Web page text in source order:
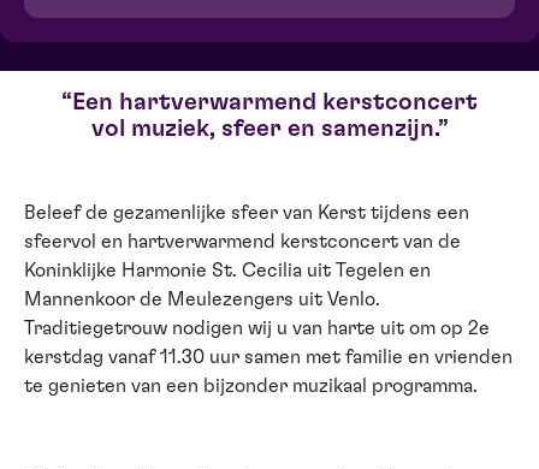
Een hartverwarmend kerstconcert
vol muziek, sfeer en samenzijn.
Beleef de gezamenlijke sfeer van Kerst tijdens een
sfeervol en hartverwarmend kerstconcert van de
Koninklijke Harmonie St. Cecilia uit Tegelen en
Mannenkoor de Meulezengers uit Venlo.
Traditiegetrouw nodigen wij u van harte uit om op 2e
kerstdag vanaf 11.30 uur samen met familie en vrienden
te genieten van een bijzonder muzikaal programma.